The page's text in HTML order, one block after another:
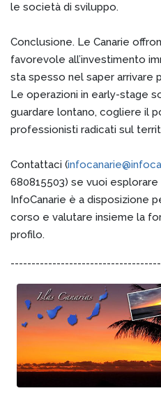
le società di sviluppo.
Conclusione. Le Canarie
favorevole all’investimento
sta spesso nel saper arrivare
Le operazioni in early-stage
guardare lontano, cogliere il
professionisti radicati sul
Contattaci (
680815503) se vuoi
InfoCanarie è a disposizione
corso e valutare insieme la
profilo.